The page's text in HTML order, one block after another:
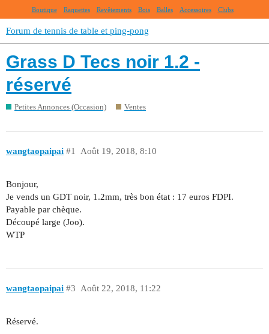
Boutique Raquettes Revêtements Bois Balles Accessoires Clubs
Forum de tennis de table et ping-pong
Grass D Tecs noir 1.2 -
réservé
Petites Annonces (Occasion) Ventes
wangtaopaipai Août 19, 2018, 8:10
#1
Bonjour,
Je vends un GDT noir, 1.2mm, très bon état : 17 euros FDPI.
Payable par chèque.
Découpé large (Joo).
WTP
wangtaopaipai Août 22, 2018, 11:22
#3
Réservé.